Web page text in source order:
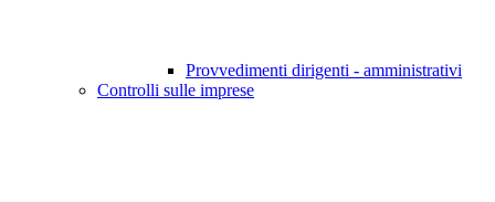
Provvedimenti dirigenti - amministrativi
Controlli sulle imprese